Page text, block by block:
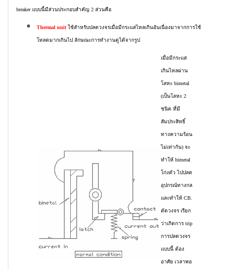
breaker แบบนี้มีส่วนประกอบสำคัญ 2 ส่วนคือ
Thermal unit ใช้สำหรับปลดวงจรเมื่อมีกระแสไหลเกินอันเนื่องมาจากการใช้
โหลดมากเกินไป ลักษณะการทำงานดูได้จากรูป
เมื่อมีกระแส
เกินไหลผ่าน
โลหะ bimetal
(เป็นโลหะ 2
ชนิด ที่มี
สัมประสิทธิ์
ทางความร้อน
ไม่เท่ากัน) จะ
ทำให้ bimetal
โก่งตัว ไปปลด
อุปกรณ์ทางกล
และทำให้ CB.
ตัดวงจร เรียก
ว่าเกิดการ trip
การปลดวงจร
แบบนี้ ต้อง
อาศัย เวลาพอ